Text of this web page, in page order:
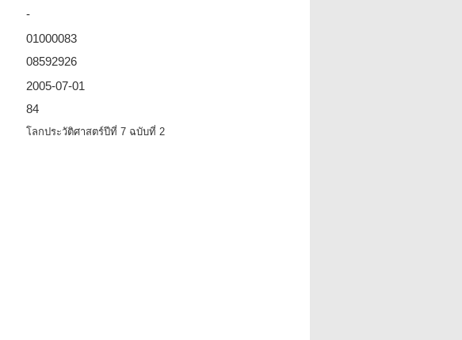
-
01000083
08592926
2005-07-01
84
โลกประวัติศาสตร์ปีที่ 7 ฉบับที่ 2